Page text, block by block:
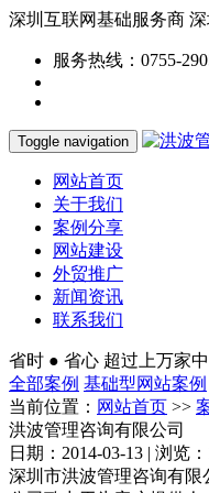
深圳互联网基础服务商
服务热线：0755-
Toggle navigation
网站首页
关于我们
案例分享
网站建设
外贸推广
新闻资讯
联系我们
省时 ● 省心 超过上万家
全部案例 基础型网站案例
当前位置： 网站首页 >>
洪波管理咨询有限公司
日期：2014-03-13 | 浏览
深圳市洪波管理咨询有限